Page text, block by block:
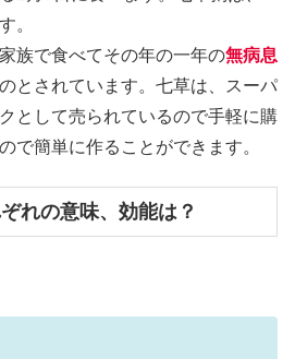
。
家族で食べてその年の一年の無病息
とされています。七草は、スーパ
として売られているので手軽に購
で簡単に作ることができます。
れの意味、効能は？